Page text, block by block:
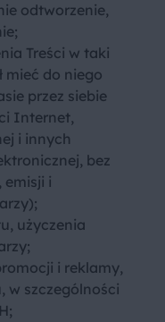
odtworzenie,
Treści w taki
mieć do niego
przez siebie
Internet,
i innych
bez
emisji i
użyczenia
i reklamy,
w szczególności